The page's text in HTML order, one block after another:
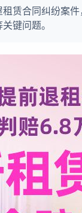
赁合同纠纷案
键问题。